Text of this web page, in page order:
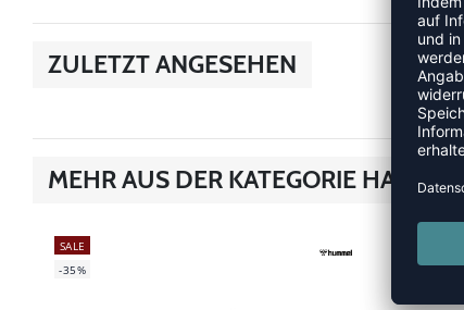
ZULETZT ANGESEHEN
MEHR AUS DER KATEGORIE
SALE
-35%
-15%